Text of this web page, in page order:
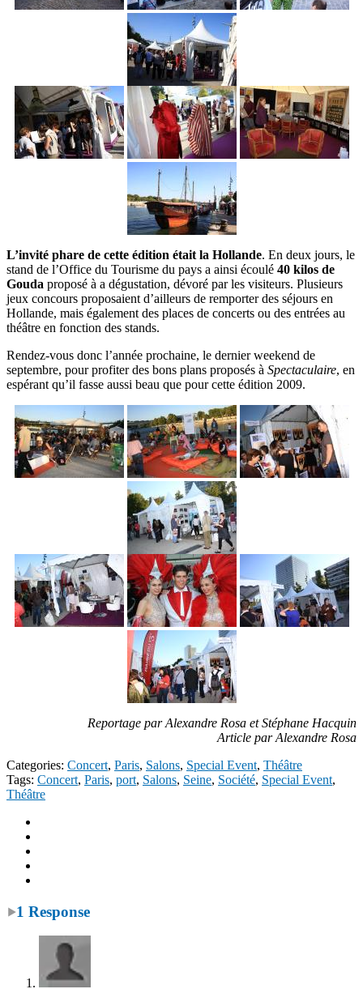
L’invité phare de cette édition était la Hollande. En deux jours, le
stand de l’Office du Tourisme du pays a ainsi écoulé 40 kilos de
Gouda proposé à a dégustation, dévoré par les visiteurs. Plusieurs
jeux concours proposaient d’ailleurs de remporter des séjours en
Hollande, mais également des places de concerts ou des entrées au
théâtre en fonction des stands.
Rendez-vous donc l’année prochaine, le dernier weekend de
septembre, pour profiter des bons plans proposés à Spectaculaire, en
espérant qu’il fasse aussi beau que pour cette édition 2009.
Reportage par Alexandre Rosa et Stéphane Hacquin
Article par Alexandre Rosa
Categories: Concert, Paris, Salons, Special Event, Théâtre
Tags: Concert, Paris, port, Salons, Seine, Société, Special Event,
Théâtre
1 Response